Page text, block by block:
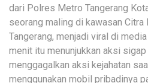
dari Polres Metro Tangerang
seorang maling di kawasan Citra
Tangerang, menjadi viral di
menit itu menunjukkan aksi
menggagalkan aksi kejahatan
menggunakan mobil pribadinya